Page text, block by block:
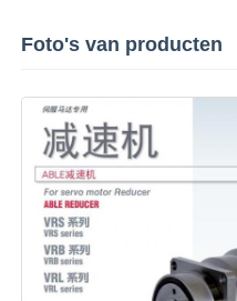
Foto's van producten